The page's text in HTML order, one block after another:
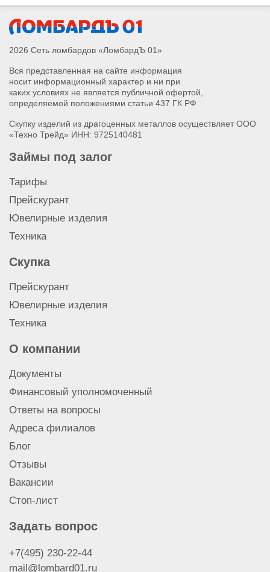
2026 Сеть ломбардов «ЛомбардЪ 01»
Вся представленная на сайте информация
носит информационный характер и ни при
каких условиях не является публичной офертой,
определяемой положениями статьи 437 ГК РФ
Скупку изделий из драгоценных металлов осуществляет ООО
«Техно Трейд» ИНН: 9725140481
Займы под залог
Тарифы
Прейскурант
Ювелирные изделия
Техника
Скупка
Прейскурант
Ювелирные изделия
Техника
О компании
Документы
Финансовый уполномоченный
Ответы на вопросы
Адреса филиалов
Блог
Отзывы
Вакансии
Стоп-лист
Задать вопрос
+7(495) 230-22-44
mail@lombard01.ru